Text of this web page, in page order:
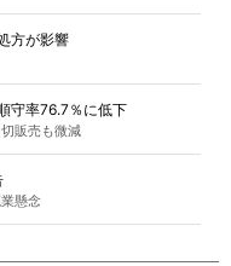
方が影響
守率76.7％に低下
販売も微減
懸念